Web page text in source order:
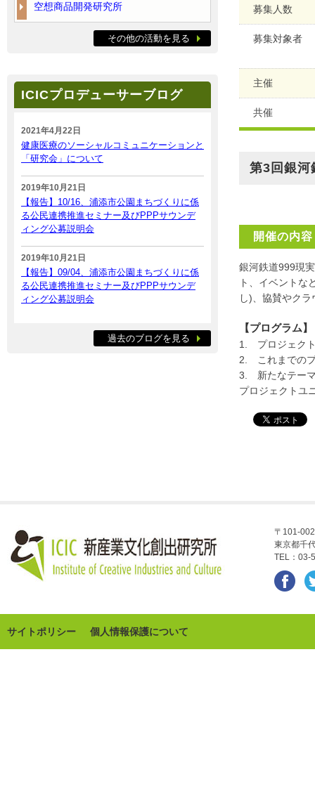
募集人数
募集対象者
主催
共催
第3回銀河
開催の内容
銀河鉄道999現
ト、イベントな
し)、協賛やク
【プログラム】
1. プロジェク
2. これまでの
3. 新たなテーマ
プロジェクトユ
空想商品開発研究所
その他の活動を見る
ICICプロデューサーブログ
2021年4月22日
健康医療のソーシャルコミュニケーションと
「研究会」について
2019年10月21日
【報告】10/16、浦添市公園まちづくりに係
る公民連携推進セミナー及びPPPサウンデ
ィング公募説明会
2019年10月21日
【報告】09/04、浦添市公園まちづくりに係
る公民連携推進セミナー及びPPPサウンデ
ィング公募説明会
過去のブログを見る
〒101-
東京都千
TEL：
サイトポリシー 個人情報保護について